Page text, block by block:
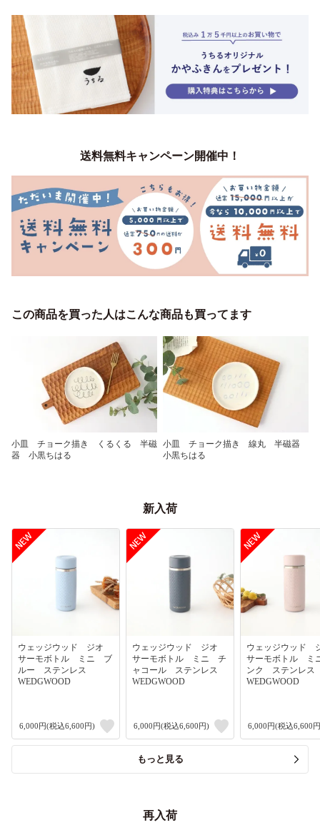
送料無料キャンペーン開催中！
この商品を買った人はこんな商品も買ってます
小皿 チョーク描き くるくる 半磁
器 小黒ちはる
小皿 チョーク描き 線丸 半磁器
小黒ちはる
新入荷
ウェッジウッド ジオ
サーモボトル ミニ ブ
ルー ステンレス
WEDGWOOD
6,000円(税込6,600円)
ウェッジウッド ジオ
サーモボトル ミニ チ
ャコール ステンレス
WEDGWOOD
6,000円(税込6,600円)
ウェッジウッド
サーモボトル
ンク ステンレ
WEDGWOOD
6,000円(税込6,600
もっと見る
再入荷